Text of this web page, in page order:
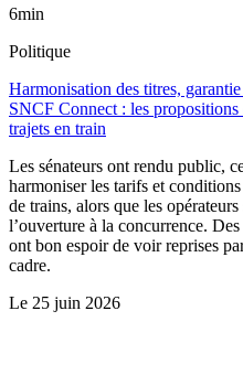
6min
Politique
Harmonisation des titres,
SNCF Connect : les
trajets en train
Les sénateurs ont rendu public,
harmoniser les tarifs et
de trains, alors que les
l’ouverture à la concurrence.
ont bon espoir de voir reprises
cadre.
Le 25 juin 2026